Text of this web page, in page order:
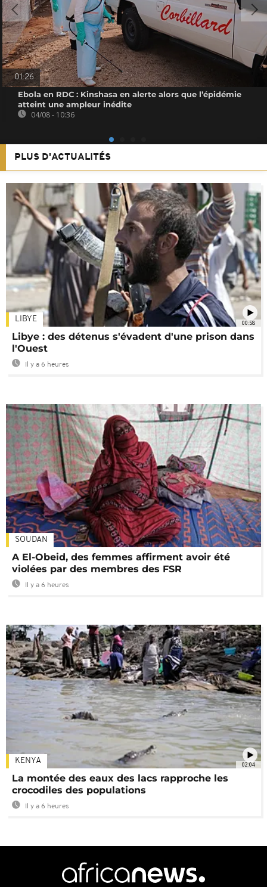
01:26
Ebola en RDC : Kinshasa en alerte alors que l’épidémie
atteint une ampleur inédite
04/08 - 10:36
PLUS D'ACTUALITÉS
00:58
LIBYE
Libye : des détenus s'évadent d'une prison dans
l'Ouest
Il y a 6 heures
SOUDAN
A El-Obeid, des femmes affirment avoir été
violées par des membres des FSR
Il y a 6 heures
02:04
KENYA
La montée des eaux des lacs rapproche les
crocodiles des populations
Il y a 6 heures